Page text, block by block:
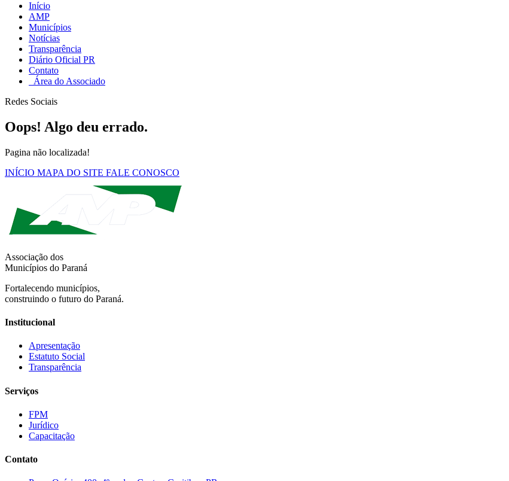
Início
AMP
Municípios
Notícias
Transparência
Diário Oficial PR
Contato
Área do Associado
Redes Sociais
Oops! Algo deu errado.
Pagina não localizada!
INÍCIO MAPA DO SITE FALE CONOSCO
Associação dos
Municípios do Paraná
Fortalecendo municípios,
construindo o futuro do Paraná.
Institucional
Apresentação
Estatuto Social
Transparência
Serviços
FPM
Jurídico
Capacitação
Contato